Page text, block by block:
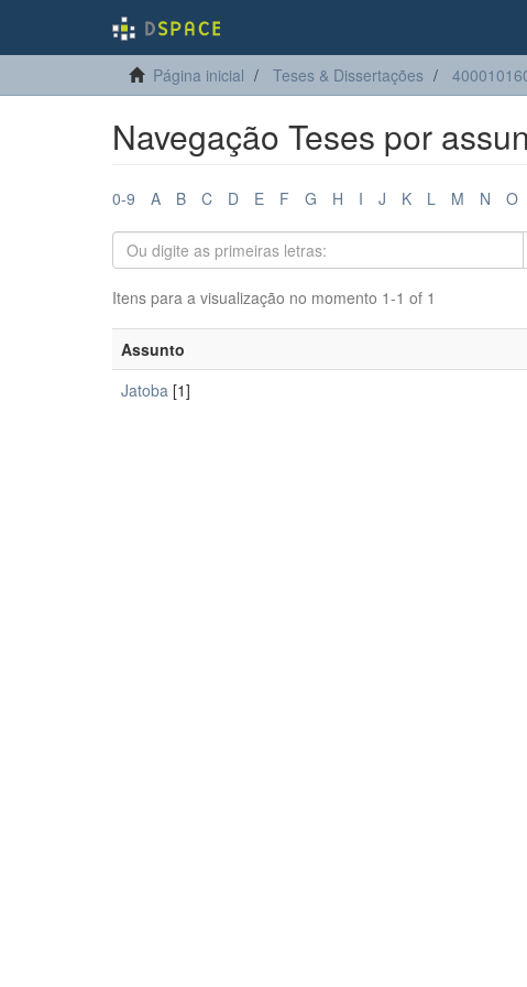
Página inicial Teses & Dissertações
Navegação Teses por
0-9 A B C D E F G H I J K L M N O
Itens para a visualização no momento 1-1 of 1
Assunto
Jatoba [1]